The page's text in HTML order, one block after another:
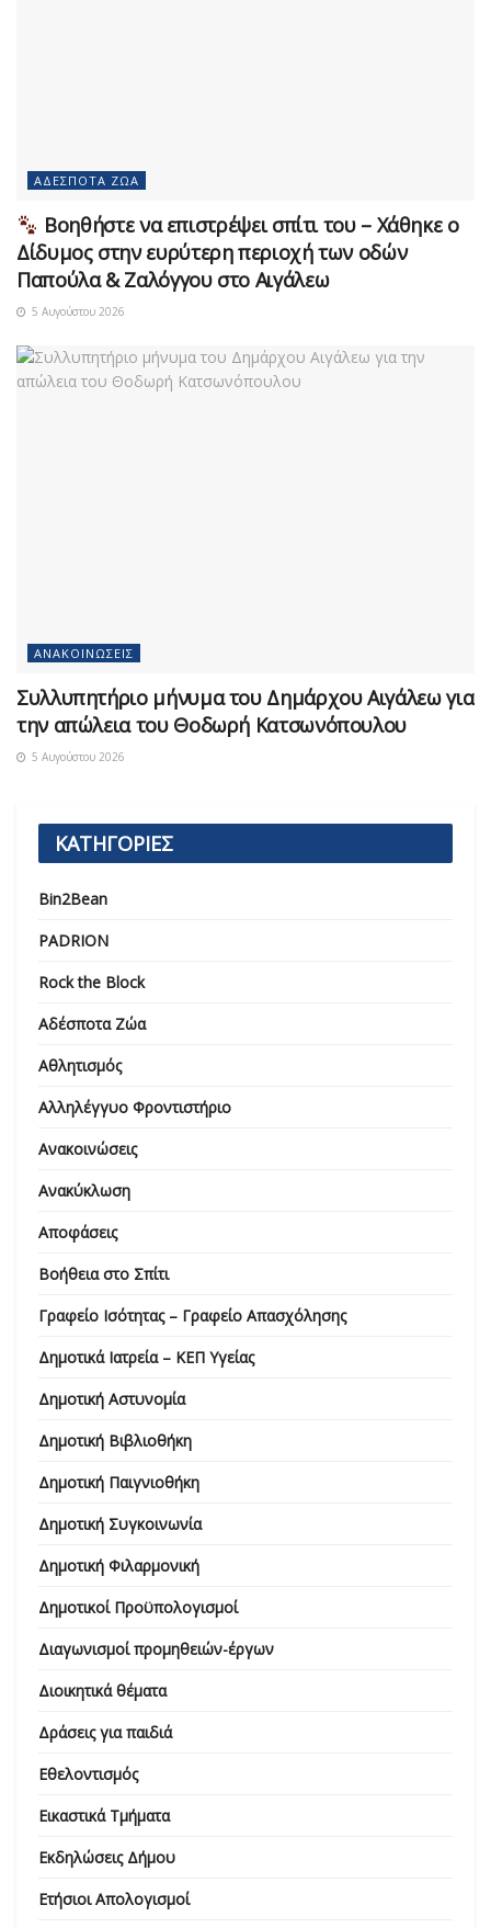
ΑΔΈΣΠΟΤΑ ΖΏΑ
Βοηθήστε να επιστρέψει σπίτι του – Χάθηκε ο
Δίδυμος στην ευρύτερη περιοχή των οδών
Παπούλα & Ζαλόγγου στο Αιγάλεω
5 Αυγούστου 2026
ΑΝΑΚΟΙΝΏΣΕΙΣ
Συλλυπητήριο μήνυμα του Δημάρχου Αιγάλεω για
την απώλεια του Θοδωρή Κατσωνόπουλου
5 Αυγούστου 2026
ΚΑΤΗΓΟΡΙΕΣ
Bin2Bean
PADRION
Rock the Block
Αδέσποτα Ζώα
Αθλητισμός
Αλληλέγγυο Φροντιστήριο
Ανακοινώσεις
Ανακύκλωση
Αποφάσεις
Βοήθεια στο Σπίτι
Γραφείο Ισότητας – Γραφείο Απασχόλησης
Δημοτικά Ιατρεία – ΚΕΠ Υγείας
Δημοτική Αστυνομία
Δημοτική Βιβλιοθήκη
Δημοτική Παιγνιοθήκη
Δημοτική Συγκοινωνία
Δημοτική Φιλαρμονική
Δημοτικοί Προϋπολογισμοί
Διαγωνισμοί προμηθειών-έργων
Διοικητικά θέματα
Δράσεις για παιδιά
Εθελοντισμός
Εικαστικά Τμήματα
Εκδηλώσεις Δήμου
Ετήσιοι Απολογισμοί